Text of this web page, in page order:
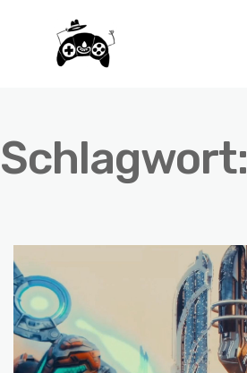
Schlagwort: